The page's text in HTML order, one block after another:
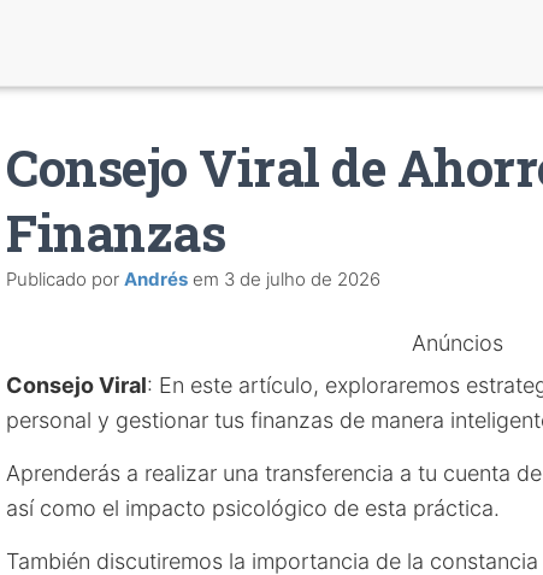
Consejo Viral de
Finanzas
Publicado por Andrés em 3 de julho de 2026
Anúncios
Consejo Viral: En este artículo, exploraremos
personal y gestionar tus finanzas de manera
Aprenderás a realizar una transferencia a tu cuenta
así como el impacto psicológico de esta práctica.
También discutiremos la importancia de la